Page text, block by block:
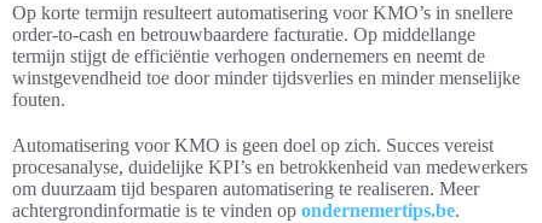
Op korte termijn resulteert automatisering voor KMO’s in snellere
order-to-cash en betrouwbaardere facturatie. Op middellange
termijn stijgt de efficiëntie verhogen ondernemers en neemt de
winstgevendheid toe door minder tijdsverlies en minder menselijke
fouten.
Automatisering voor KMO is geen doel op zich. Succes vereist
procesanalyse, duidelijke KPI’s en betrokkenheid van medewerkers
om duurzaam tijd besparen automatisering te realiseren. Meer
achtergrondinformatie is te vinden op ondernemertips.be.